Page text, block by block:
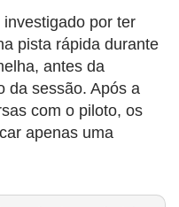
investigado por ter
pista rápida durante
antes da
da sessão. Após a
com o piloto, os
apenas uma